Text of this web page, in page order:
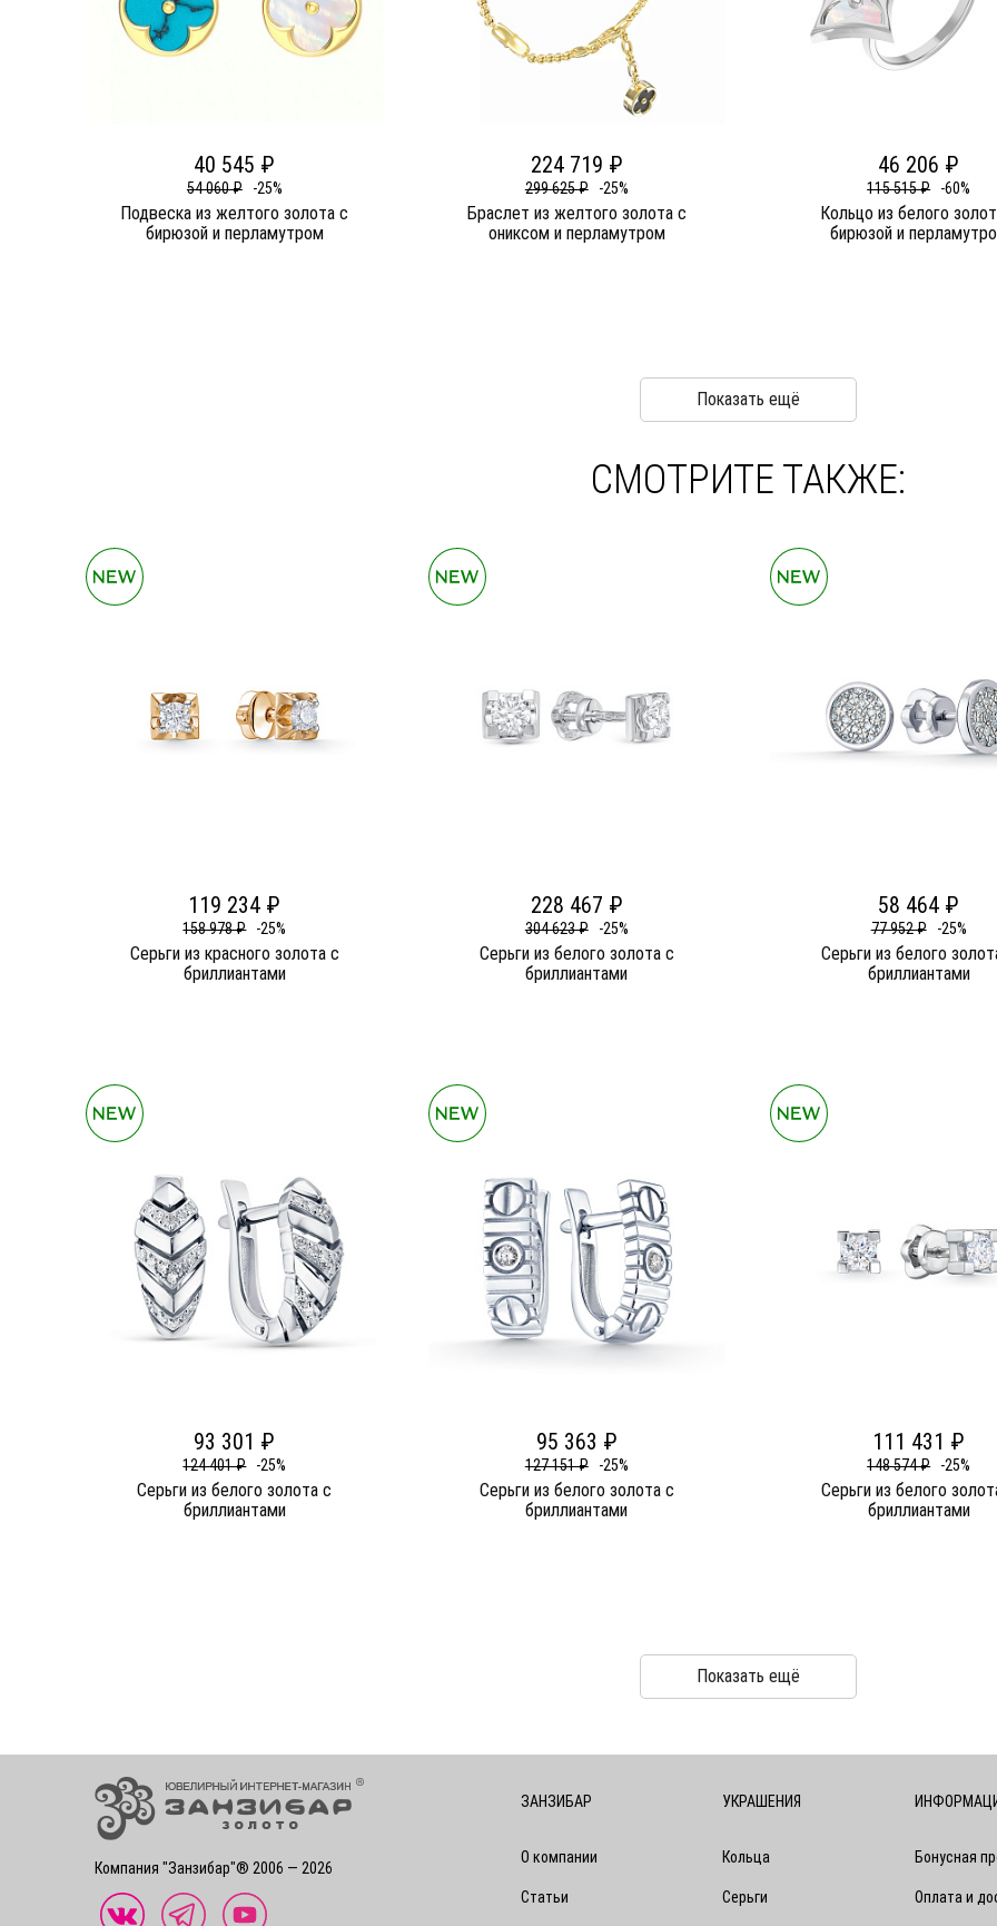
40 545 ₽
54 060 ₽ -25%
Подвеска из желтого золота c
бирюзой и перламутром
224 719 ₽
299 625 ₽ -25%
Браслет из желтого золота c
ониксом и перламутром
46 206 ₽
115 515 ₽ -60%
Кольцо из белого
бирюзой и
Показать ещё
СМОТРИТЕ ТАКЖЕ:
119 234 ₽
158 978 ₽ -25%
Серьги из красного золота c
бриллиантами
228 467 ₽
304 623 ₽ -25%
Серьги из белого золота c
бриллиантами
58 464 ₽
77 952 ₽ -25%
Серьги из белого
бриллиантами
93 301 ₽
124 401 ₽ -25%
Серьги из белого золота c
бриллиантами
95 363 ₽
127 151 ₽ -25%
Серьги из белого золота c
бриллиантами
111 431 ₽
148 574 ₽ -25%
Серьги из белого
бриллиантами
Показать ещё
Компания "Занзибар"® 2006 — 2026
ЗАНЗИБАР
О компании
Статьи
УКРАШЕНИЯ
Кольца
Серьги
Бонусная
Оплата и